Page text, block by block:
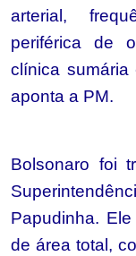
arterial,
periférica de
clínica sumária
aponta a PM.
Bolsonaro foi
Papudinha.
de área total,